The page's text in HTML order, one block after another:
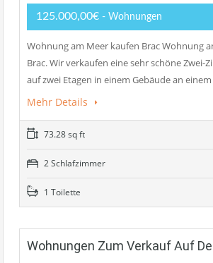
125.000,00€ - Wohnungen
Wohnung am Meer kaufen Brac Wohnung
Brac. Wir verkaufen eine sehr schöne Zwei-
auf zwei Etagen in einem Gebäude an
Mehr Details
73.28 sq ft
2 Schlafzimmer
1 Toilette
Wohnungen Zum Verkauf Auf